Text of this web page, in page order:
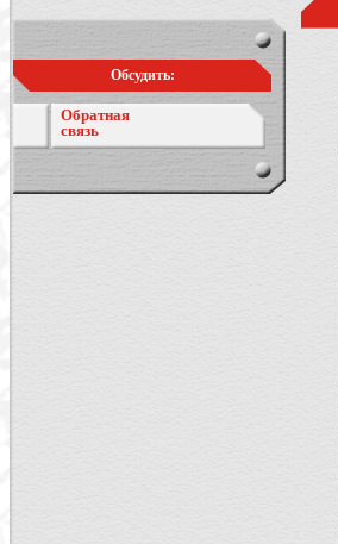
Обсудить:
Обратная
связь